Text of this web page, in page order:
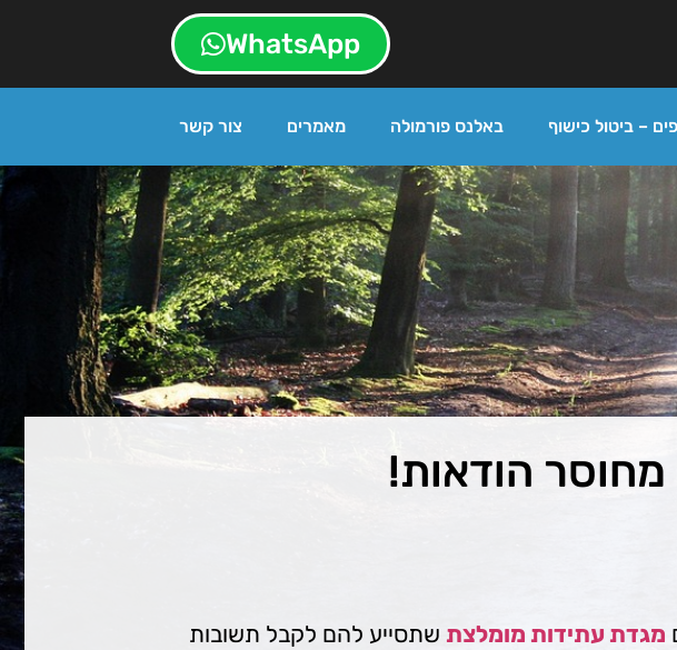
WhatsApp
– ביטול כישוף באלנס פורמולה מאמרים צור קשר
הודאות!
מגדת עתידות מומלצת שתסייע להם לקבל תשובות